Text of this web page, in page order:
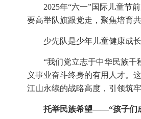
2025年“六一”国际儿童节
要高举队旗跟党走，聚焦培育
少先队是少年儿童健康成
“我们党立志于中华民族
义事业奋斗终身的有用人才。
江山永续的战略高度，引领筑
托举民族希望——“孩子们